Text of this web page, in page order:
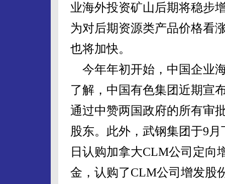
业海外投资矿山后期将稳步
为对后期资源类产品价格看
也将加快。
今年年初开始，中国企业
了解，中国有色集团近期宣
通过中赞两国政府的所有审
股东。此外，武钢集团于9
日认购加拿大CLM公司定向
金，认购了CLM公司增发股